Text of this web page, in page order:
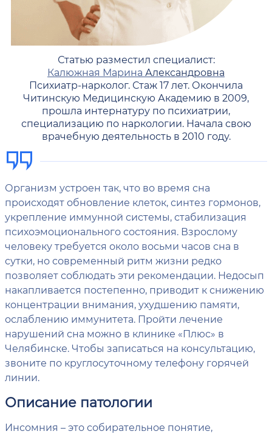
Статью разместил специалист:
Калюжная Марина Александровна
Психиатр-нарколог. Стаж 17 лет. Окончила
Читинскую Медицинскую Академию в 2009,
прошла интернатуру по психиатрии,
специализацию по наркологии. Начала свою
врачебную деятельность в 2010 году.
Организм устроен так, что во время сна
происходят обновление клеток, синтез гормонов,
укрепление иммунной системы, стабилизация
психоэмоционального состояния. Взрослому
человеку требуется около восьми часов сна в
сутки, но современный ритм жизни редко
позволяет соблюдать эти рекомендации. Недосып
накапливается постепенно, приводит к снижению
концентрации внимания, ухудшению памяти,
ослаблению иммунитета. Пройти лечение
нарушений сна можно в клинике «Плюс» в
Челябинске. Чтобы записаться на консультацию,
звоните по круглосуточному телефону горячей
линии.
Описание патологии
Инсомния – это собирательное понятие,